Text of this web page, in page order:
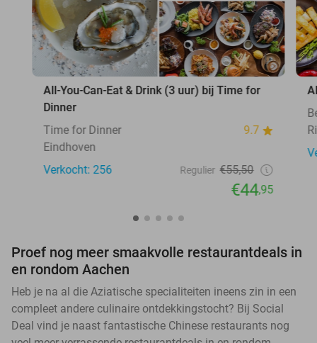
All-You-Can-Eat & Drink (3 uur) bij Time for
Dinner
Time for Dinner
9.7
Eindhoven
Verkocht: 256
Regulier €55,50
€44,95
Proef nog meer smaakvolle restaurantdeals in
en rondom Aachen
Heb je na al die Aziatische specialiteiten ineens zin in een
compleet andere culinaire ontdekkingstocht? Bij Social
Deal vind je naast fantastische Chinese restaurants nog